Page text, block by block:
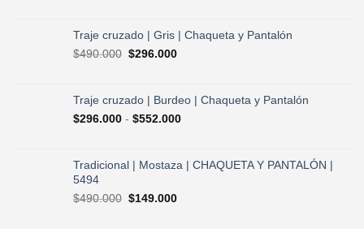
era:
$490.000.
es:
$296.000.
Traje cruzado | Gris | Chaqueta y Pantalón
$490.000 El
era:
$490.000.
$296.000El
es:
$296.000.
Traje cruzado | Burdeo | Chaqueta y Pantalón
$296.000 - $552.000Rango
desde
$296.000
Tradicional | Mostaza | CHAQUETA Y PANTALÓN |
5494
$490.000 El
$149.000El